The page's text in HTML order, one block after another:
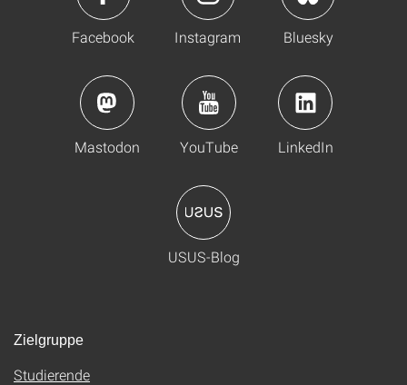
Facebook Instagram Bluesky
Mastodon YouTube LinkedIn
USUS-Blog
Zielgruppe
Studierende